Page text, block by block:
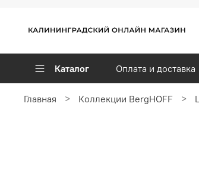
Каталог Оплата и доставка
Главная Коллекции BergHOFF